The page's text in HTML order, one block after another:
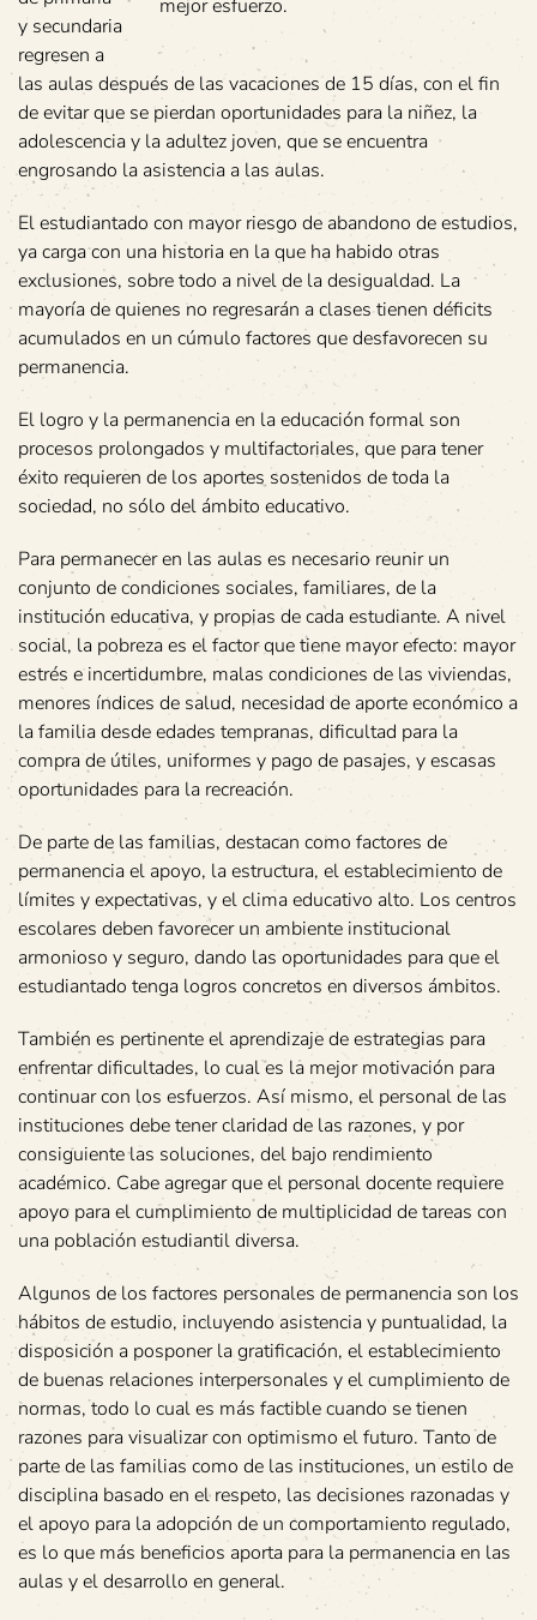
mejor esfuerzo.
y secundaria
regresen a
las aulas después de las vacaciones de 15 días, con el fin
de evitar que se pierdan oportunidades para la niñez, la
adolescencia y la adultez joven, que se encuentra
engrosando la asistencia a las aulas.
El estudiantado con mayor riesgo de abandono de estudios,
ya carga con una historia en la que ha habido otras
exclusiones, sobre todo a nivel de la desigualdad. La
mayoría de quienes no regresarán a clases tienen déficits
acumulados en un cúmulo factores que desfavorecen su
permanencia.
El logro y la permanencia en la educación formal son
procesos prolongados y multifactoriales, que para tener
éxito requieren de los aportes sostenidos de toda la
sociedad, no sólo del ámbito educativo.
Para permanecer en las aulas es necesario reunir un
conjunto de condiciones sociales, familiares, de la
institución educativa, y propias de cada estudiante. A nivel
social, la pobreza es el factor que tiene mayor efecto: mayor
estrés e incertidumbre, malas condiciones de las viviendas,
menores índices de salud, necesidad de aporte económico a
la familia desde edades tempranas, dificultad para la
compra de útiles, uniformes y pago de pasajes, y escasas
oportunidades para la recreación.
De parte de las familias, destacan como factores de
permanencia el apoyo, la estructura, el establecimiento de
límites y expectativas, y el clima educativo alto. Los centros
escolares deben favorecer un ambiente institucional
armonioso y seguro, dando las oportunidades para que el
estudiantado tenga logros concretos en diversos ámbitos.
También es pertinente el aprendizaje de estrategias para
enfrentar dificultades, lo cual es la mejor motivación para
continuar con los esfuerzos. Así mismo, el personal de las
instituciones debe tener claridad de las razones, y por
consiguiente las soluciones, del bajo rendimiento
académico. Cabe agregar que el personal docente requiere
apoyo para el cumplimiento de multiplicidad de tareas con
una población estudiantil diversa.
Algunos de los factores personales de permanencia son los
hábitos de estudio, incluyendo asistencia y puntualidad, la
disposición a posponer la gratificación, el establecimiento
de buenas relaciones interpersonales y el cumplimiento de
normas, todo lo cual es más factible cuando se tienen
razones para visualizar con optimismo el futuro. Tanto de
parte de las familias como de las instituciones, un estilo de
disciplina basado en el respeto, las decisiones razonadas y
el apoyo para la adopción de un comportamiento regulado,
es lo que más beneficios aporta para la permanencia en las
aulas y el desarrollo en general.